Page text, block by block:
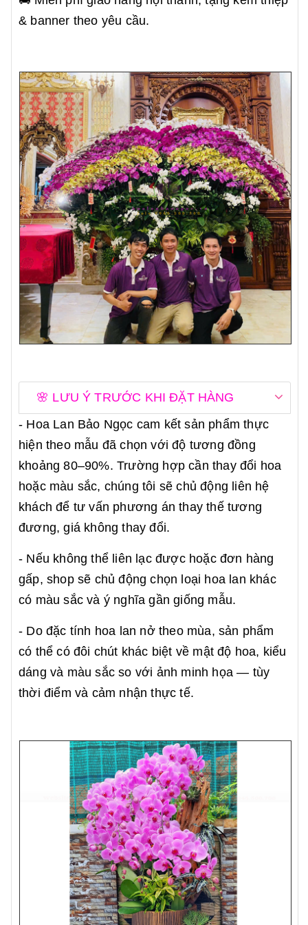
& banner theo yêu cầu.
🌸 LƯU Ý TRƯỚC KHI ĐẶT HÀNG
- Hoa Lan Bảo Ngọc cam kết sản phẩm thực
hiện theo mẫu đã chọn với độ tương đồng
khoảng 80–90%. Trường hợp cần thay đổi hoa
hoặc màu sắc, chúng tôi sẽ chủ động liên hệ
khách để tư vấn phương án thay thế tương
đương, giá không thay đổi.
- Nếu không thể liên lạc được hoặc đơn hàng
gấp, shop sẽ chủ động chọn loại hoa lan khác
có màu sắc và ý nghĩa gần giống mẫu.
- Do đặc tính hoa lan nở theo mùa, sản phẩm
có thể có đôi chút khác biệt về mật độ hoa, kiểu
dáng và màu sắc so với ảnh minh họa — tùy
thời điểm và cảm nhận thực tế.